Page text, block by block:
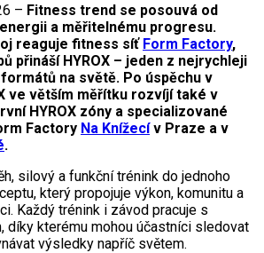
– Fitness trend se posouvá od
a měřitelnému progresu.
reaguje fitness síť Form Factory,
přináší HYROX – jeden z nejrychleji
na světě. Po úspěchu v
ve větším měřítku rozvíjí také v
HYROX zóny a specializované
Factory Na Knížecív Praze a v
.
silový a funkční trénink do jednoho
který propojuje výkon, komunitu a
Každý trénink i závod pracuje s
díky kterému mohou účastníci sledovat
výsledky napříč světem.